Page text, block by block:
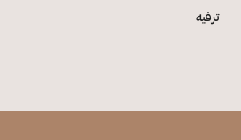
ترفيه